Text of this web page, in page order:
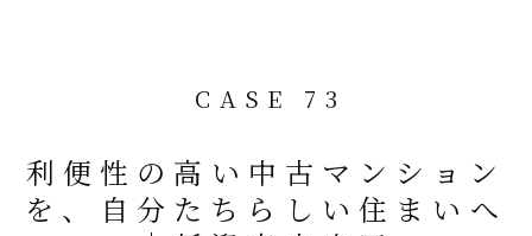
CASE 73
利便性の高い中古マンション
を、自分たちらしい住まいへ